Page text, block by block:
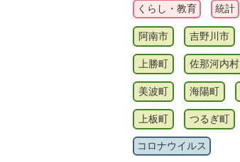
くらし・教育 統計
阿南市 吉野川市
上勝町 佐那河内村
美波町 海陽町
上板町 つるぎ町
コロナウイルス